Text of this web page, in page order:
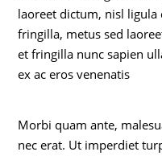
laoreet dictum, nisl
fringilla, metus sed
et fringilla nunc sapien
ex ac eros venenatis
Morbi quam ante,
nec erat. Ut imperdiet